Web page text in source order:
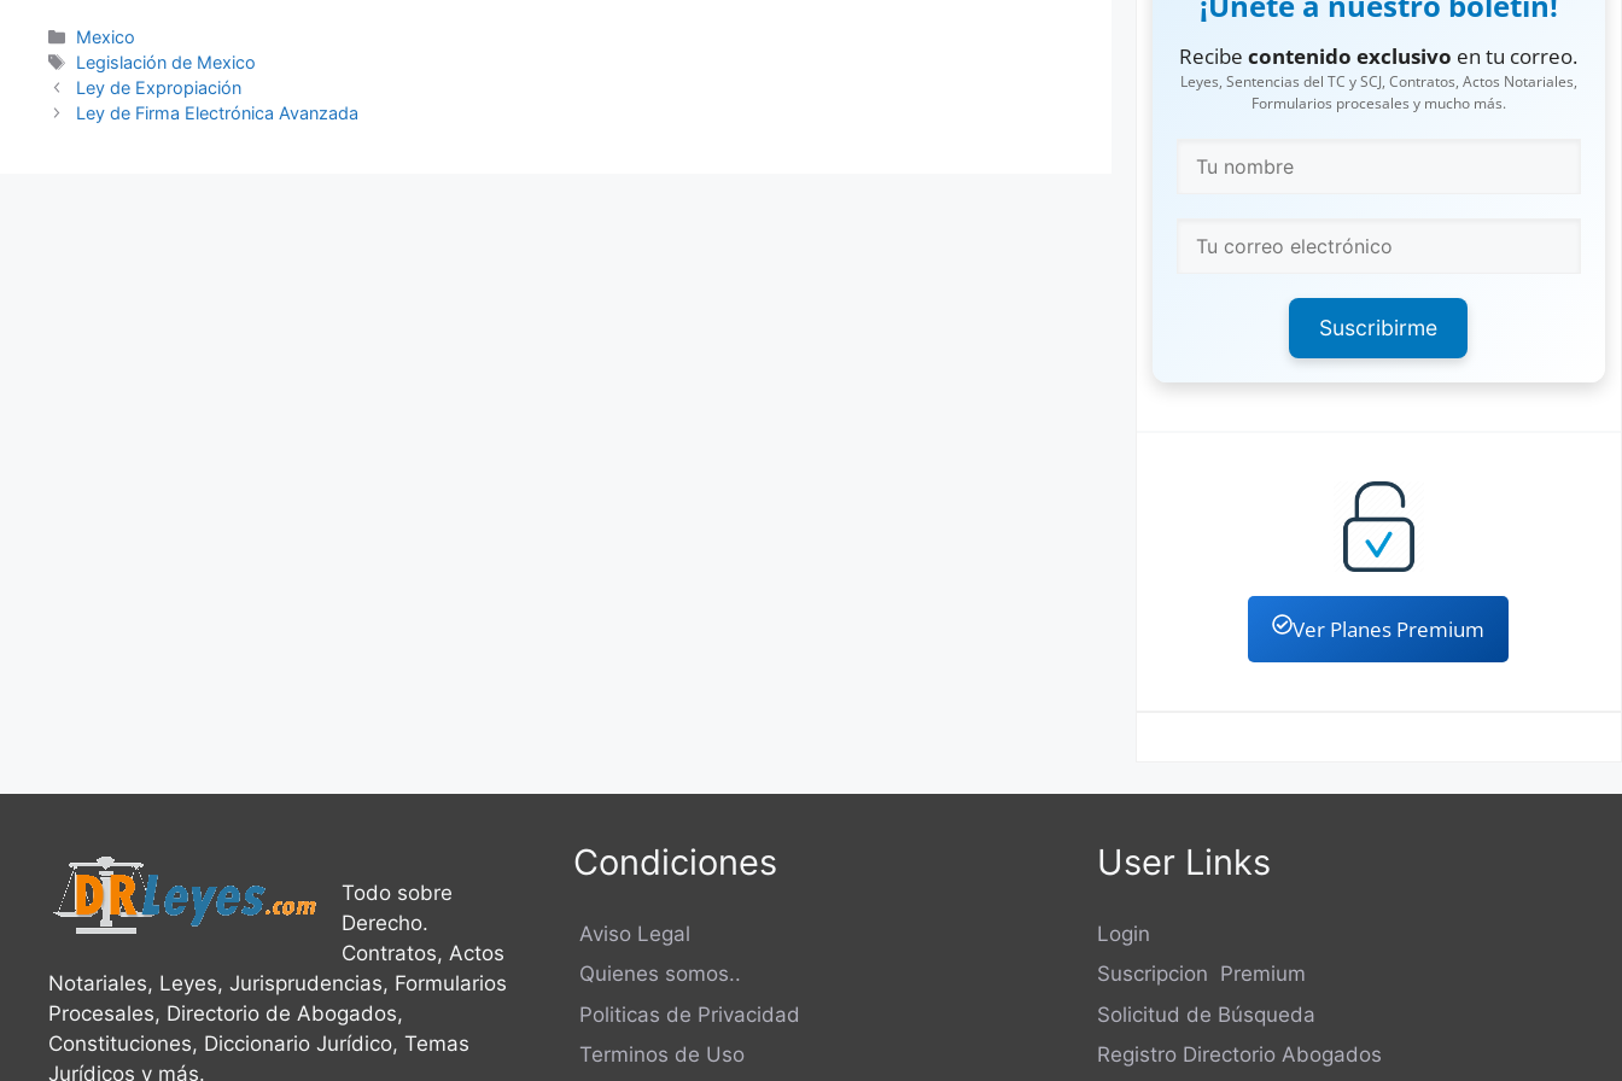
Categories
Mexico
Tags
Legislación de Mexico
Ley de Expropiación
Ley de Firma Electrónica Avanzada
Recibecontenido exclusivo en tu correo.
Leyes, Sentencias del TC y SCJ, Contratos, Actos Notariales,
Formularios procesales y mucho más.
Suscribirme
Ver Planes Premium
Todo sobre
Derecho.
Contratos, Actos
Notariales, Leyes, Jurisprudencias, Formularios
Procesales, Directorio de Abogados,
Constituciones, Diccionario Jurídico, Temas
Jurídicos y más.
Condiciones
Aviso Legal
Quienes somos..
Politicas de Privacidad
Terminos de Uso
User Links
Login
Suscripcion Premium
Solicitud de Búsqueda
Registro Directorio Abogados